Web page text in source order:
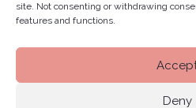
site. Not consenting or withdrawing
features and functions.
Deny